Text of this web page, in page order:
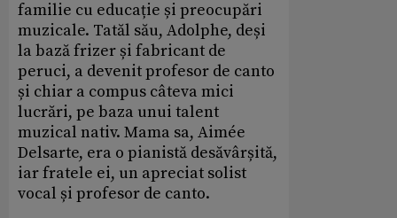
familie cu educație și preocupări
muzicale. Tatăl său, Adolphe, deși
la bază frizer și fabricant de
peruci, a devenit profesor de canto
și chiar a compus câteva mici
lucrări, pe baza unui talent
muzical nativ. Mama sa, Aimée
Delsarte, era o pianistă desăvârșită,
iar fratele ei, un apreciat solist
vocal și profesor de canto.